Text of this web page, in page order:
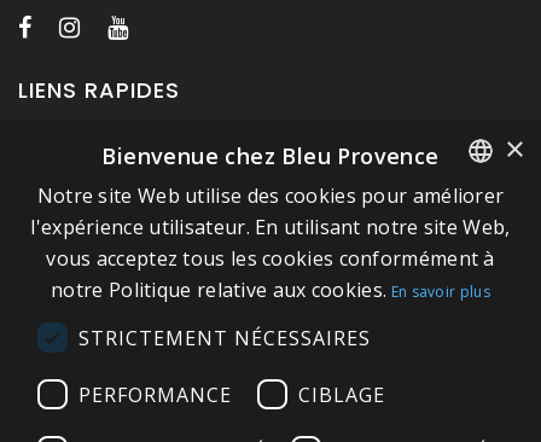
LIENS RAPIDES
A propos de Bleu Provence
Mentions légales
Conditions de vente
Nous contacter
Visitez notre Showroom
FRENCH
ITALIAN
GERMAN
×
Bienvenue chez Bleu Provence
Notre site Web utilise des cookies pour améliorer
l'expérience utilisateur. En utilisant notre site Web,
vous acceptez tous les cookies conformément à
notre Politique relative aux cookies. En savoir plus
STRICTEMENT NÉCESSAIRES
PERFORMANCE CIBLAGE